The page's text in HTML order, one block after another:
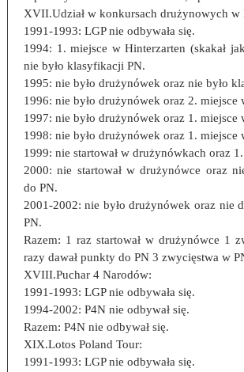
XVII.Udział w konkursach drużynowych w
1991-1993: LGP nie odbywała się.
1994: 1. miejsce w Hinterzarten (skakał
nie było klasyfikacji PN.
1995: nie było drużynówek oraz nie było
1996: nie było drużynówek oraz 2. miejsce
1997: nie było drużynówek oraz 1. miejsce
1998: nie było drużynówek oraz 1. miejsce
1999: nie startował w drużynówkach oraz
2000: nie startował w drużynówce oraz
do PN.
2001-2002: nie było drużynówek oraz nie
PN.
Razem: 1 raz startował w drużynówce 1
razy dawał punkty do PN 3 zwycięstwa w
XVIII.Puchar 4 Narodów:
1991-1993: LGP nie odbywała się.
1994-2002: P4N nie odbywał się.
Razem: P4N nie odbywał się.
XIX.Lotos Poland Tour:
1991-1993: LGP nie odbywała się.